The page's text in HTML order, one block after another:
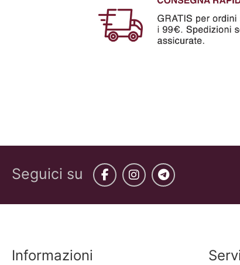
Seguici su Facebook
Instagram
Telegram
Informazioni